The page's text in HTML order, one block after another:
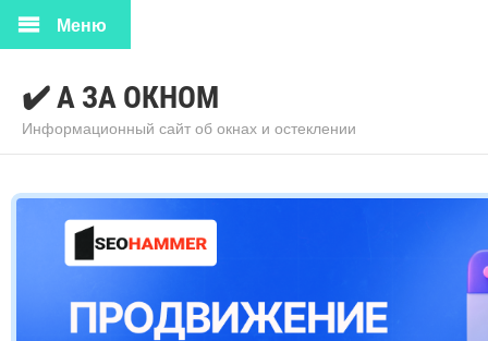
✔️ А ЗА ОКНОМ
Информационный сайт об окнах и остеклении
Меню